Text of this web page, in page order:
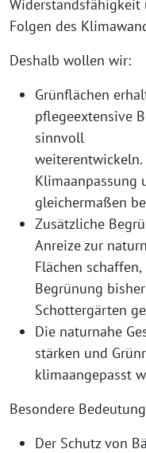
Widerstandsfähigkeit
Folgen des
Deshalb wollen wir:
Grünflächen
pflegeextensive
sinnvoll
Klimaanpassung
gleichermaßen
Zusätzliche
Anreize zur
Flächen
Begrünung
Schottergärten
Die naturnahe
stärken und
klimaangepasst
Besondere
Der Schutz von